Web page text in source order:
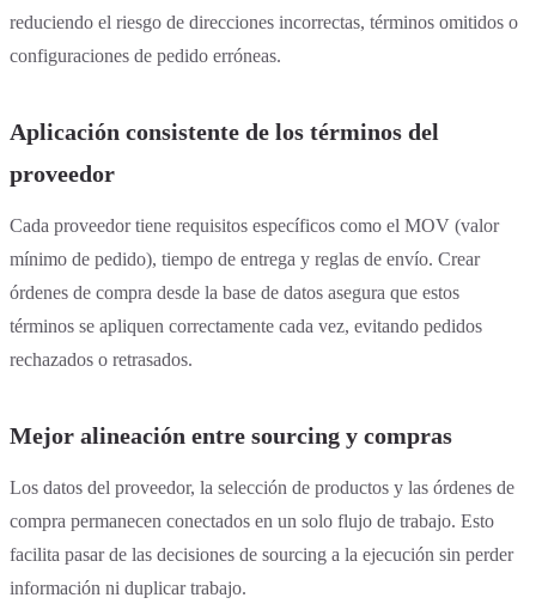
reduciendo el riesgo de direcciones incorrectas, términos omitidos o
configuraciones de pedido erróneas.
Aplicación consistente de los términos del
proveedor
Cada proveedor tiene requisitos específicos como el MOV (valor
mínimo de pedido), tiempo de entrega y reglas de envío. Crear
órdenes de compra desde la base de datos asegura que estos
términos se apliquen correctamente cada vez, evitando pedidos
rechazados o retrasados.
Mejor alineación entre sourcing y compras
Los datos del proveedor, la selección de productos y las órdenes de
compra permanecen conectados en un solo flujo de trabajo. Esto
facilita pasar de las decisiones de sourcing a la ejecución sin perder
información ni duplicar trabajo.